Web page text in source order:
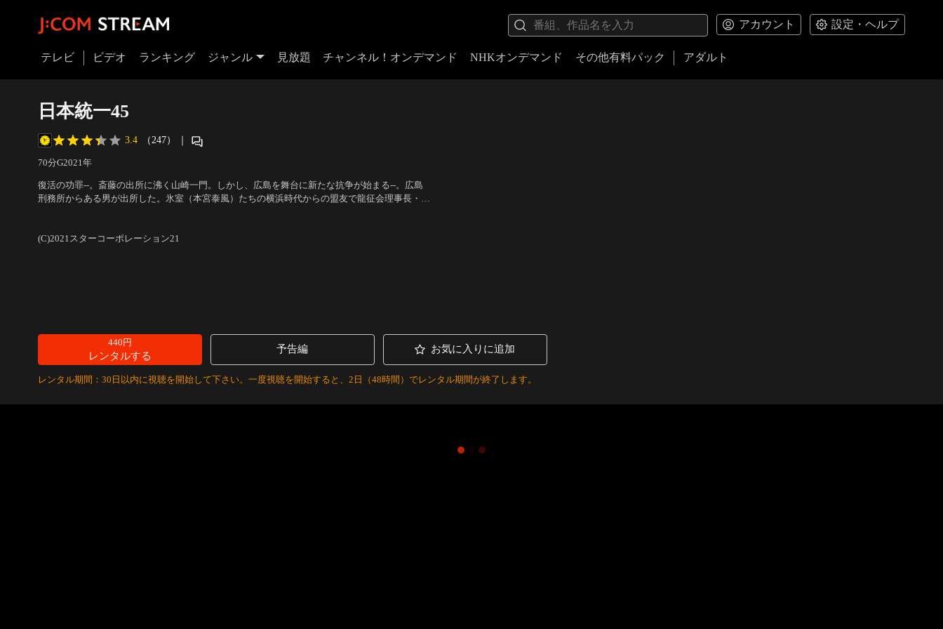
アカウント 設定・ヘルプ
テレビ ビデオ ランキング ジャンル 見放題 チャンネル！オンデマンド NHKオンデマンド その他有料パック アダルト
日本統一45
3.4 （247） ｜
70分G2021年
復活の功罪--。斎藤の出所に沸く山崎一門。しかし、広島を舞台に新たな抗争が始まる--。広島
刑務所からある男が出所した。氷室（本宮泰風）たちの横浜時代からの盟友で龍征会理事長・斎
(C)2021スターコーポレーション21
440円
レンタルする
予告編 お気に入りに追加
レンタル期間：30日以内に視聴を開始して下さい。一度視聴を開始すると、2日（48時間）でレンタル期間が終了します。